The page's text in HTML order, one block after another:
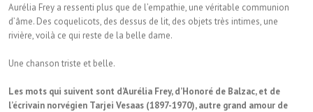
Aurélia Frey a ressenti plus que de l’empathie, une véritable communion
d’âme. Des coquelicots, des dessus de lit, des objets très intimes, une
rivière, voilà ce qui reste de la belle dame.
Une chanson triste et belle.
Les mots qui suivent sont d’Aurélia Frey, d’Honoré de Balzac, et de
l’écrivain norvégien Tarjei Vesaas (1897-1970), autre grand amour de